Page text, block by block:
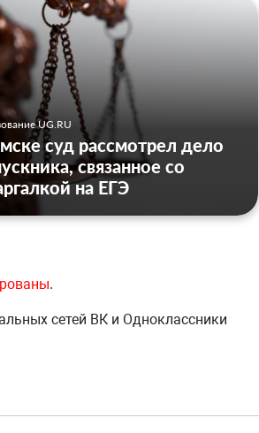
UG.RU
суд рассмотрел дело
связанное со
на ЕГЭ
.
сетей ВК и Одноклассники